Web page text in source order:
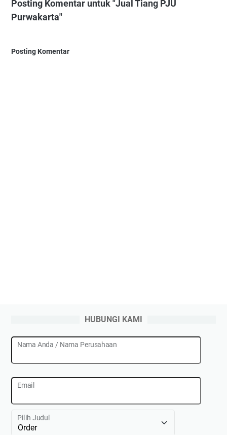
Posting Komentar untuk "Jual Tiang PJU
Purwakarta"
Posting Komentar
HUBUNGI KAMI
Nama Anda / Nama Perusahaan
Email
Pilih Judul